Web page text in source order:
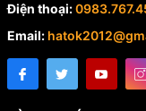
Điện thoại:
Email: